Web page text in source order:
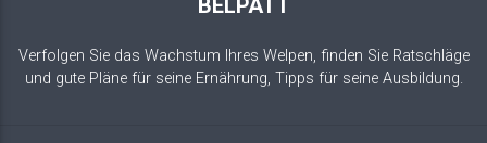
Verfolgen Sie das Wachstum Ihres Welpen, finden Sie Ratschläge
und gute Pläne für seine Ernährung, Tipps für seine Ausbildung.